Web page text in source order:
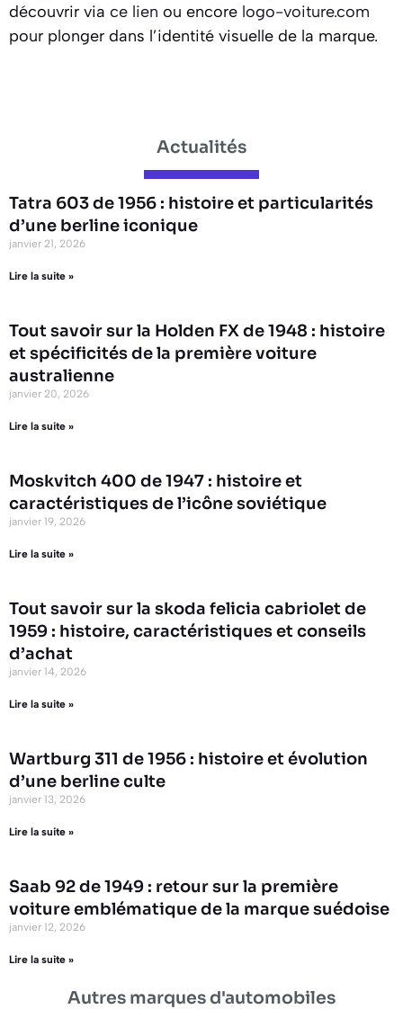
découvrir via ce lien ou encore logo-voiture.com
pour plonger dans l’identité visuelle de la marque.
Actualités
Tatra 603 de 1956 : histoire et particularités
d’une berline iconique
janvier 21, 2026
Lire la suite »
Tout savoir sur la Holden FX de 1948 : histoire
et spécificités de la première voiture
australienne
janvier 20, 2026
Lire la suite »
Moskvitch 400 de 1947 : histoire et
caractéristiques de l’icône soviétique
janvier 19, 2026
Lire la suite »
Tout savoir sur la skoda felicia cabriolet de
1959 : histoire, caractéristiques et conseils
d’achat
janvier 14, 2026
Lire la suite »
Wartburg 311 de 1956 : histoire et évolution
d’une berline culte
janvier 13, 2026
Lire la suite »
Saab 92 de 1949 : retour sur la première
voiture emblématique de la marque suédoise
janvier 12, 2026
Lire la suite »
Autres marques d'automobiles